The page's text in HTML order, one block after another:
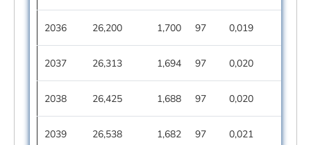
2036 26,200 1,700 97 0,019
2037 26,313 1,694 97 0,020
2038 26,425 1,688 97 0,020
2039 26,538 1,682 97 0,021